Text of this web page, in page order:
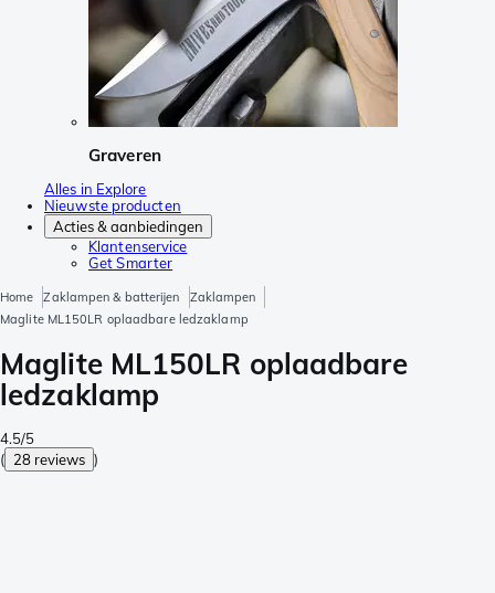
Graveren
Alles in Explore
Nieuwste producten
Acties & aanbiedingen
Klantenservice
Get Smarter
Home Zaklampen & batterijen
Zaklampen
Maglite ML150LR oplaadbare ledzaklamp
Maglite ML150LR oplaadbare
ledzaklamp
4.5/5
( 28 reviews )